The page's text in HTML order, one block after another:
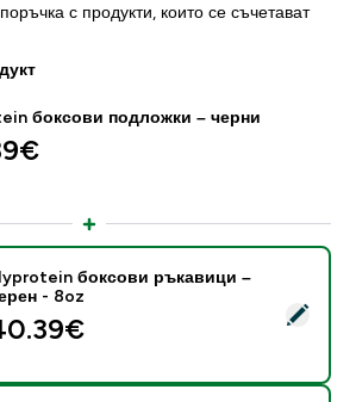
с продукти, които се съчетават
боксови подложки – черни
- Myprotein боксови ръкавици –
боксови ръкавици –
- 8oz